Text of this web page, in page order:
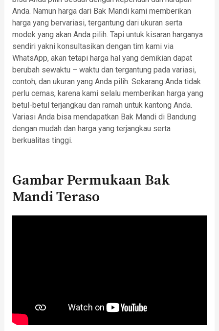
Anda. Namun harga dari Bak Mandi kami memberikan
harga yang bervariasi, tergantung dari ukuran serta
modek yang akan Anda pilih. Tapi untuk kisaran harganya
sendiri yakni konsultasikan dengan tim kami via
WhatsApp, akan tetapi harga hal yang demikian dapat
berubah sewaktu – waktu dan tergantung pada variasi,
contoh, dan ukuran yang Anda pilih. Sekarang Anda tidak
perlu cemas, karena kami selalu memberikan harga yang
betul-betul terjangkau dan ramah untuk kantong Anda.
Variasi Anda bisa mendapatkan Bak Mandi di Bandung
dengan mudah dan harga yang terjangkau serta
berkualitas tinggi.
Gambar Permukaan Bak
Mandi Teraso